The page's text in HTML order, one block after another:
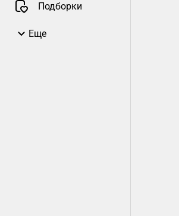
Подборки
Еще